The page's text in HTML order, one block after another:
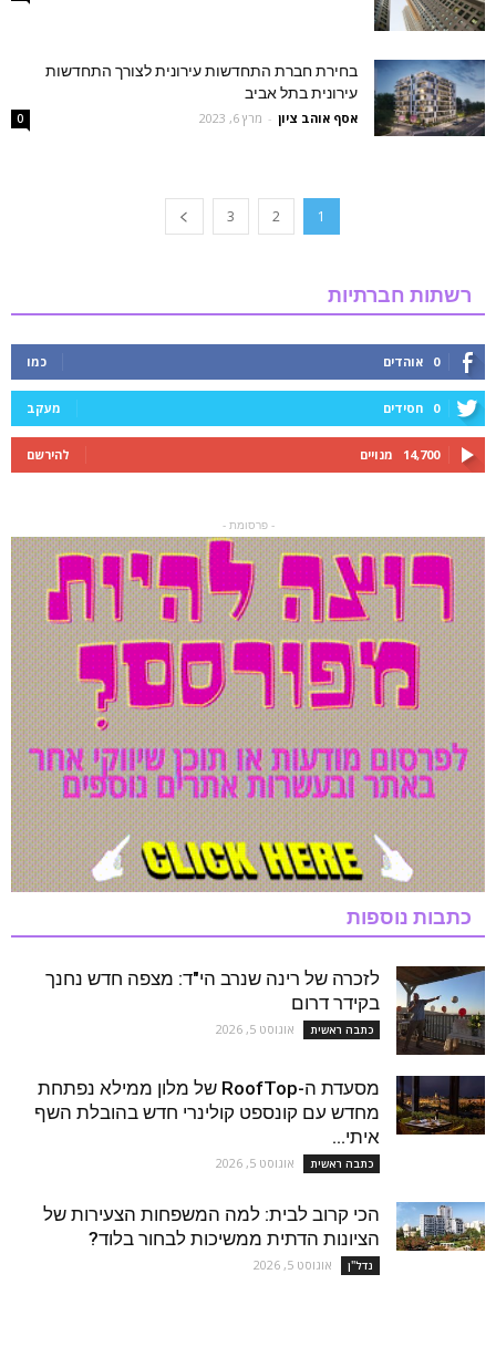
בחירת חברת התחדשות עירונית לצורך התחדשות
עירונית בתל אביב
אסף אוהב ציון - מרץ 6, 2023 0
1
2
3
רשתות חברתיות
0 אוהדים כמו
0 חסידים מעקב
14,700 מנויים להירשם
- פרסומת -
כתבות נוספות
לזכרה של רינה שנרב הי"ד: מצפה חדש נחנך
בקידר דרום
כתבה ראשית אוגוסט 5, 2026
מסעדת ה-RoofTop של מלון ממילא נפתחת
מחדש עם קונספט קולינרי חדש בהובלת השף
איתי...
כתבה ראשית אוגוסט 5, 2026
הכי קרוב לבית: למה המשפחות הצעירות של
הציונות הדתית ממשיכות לבחור בלוד?
נדל''ן אוגוסט 5, 2026